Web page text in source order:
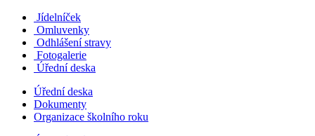
Jídelníček
Omluvenky
Odhlášení stravy
Fotogalerie
Úřední deska
Úřední deska
Dokumenty
Organizace školního roku